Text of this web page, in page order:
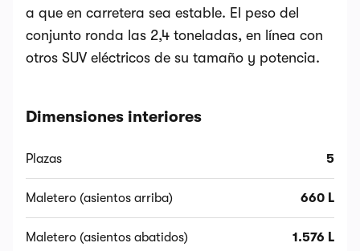
a que en carretera sea estable. El peso del
conjunto ronda las 2,4 toneladas, en línea con
otros SUV eléctricos de su tamaño y potencia.
Dimensiones interiores
Plazas 5
Maletero (asientos arriba) 660 L
Maletero (asientos abatidos) 1.576 L